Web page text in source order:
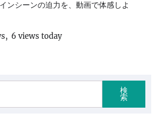
ンシーンの迫力を、動画で体感しよ
6 views today
検
索